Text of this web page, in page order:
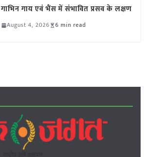
गाभिन गाय एवं भैंस में संभावित प्रसव के लक्षण
August 4, 2026 6 min read